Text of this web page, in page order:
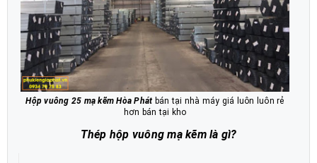
Hộp vuông 25 mạ kẽm Hòa Phát bán tại nhà máy giá luôn luôn rẻ
hơn bán tại kho
Thép hộp vuông mạ kẽm là gì?